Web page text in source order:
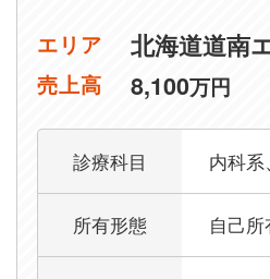
エリア 北海道道南
売上高 8,100万円
診療科目 内科
所有形態 自己所